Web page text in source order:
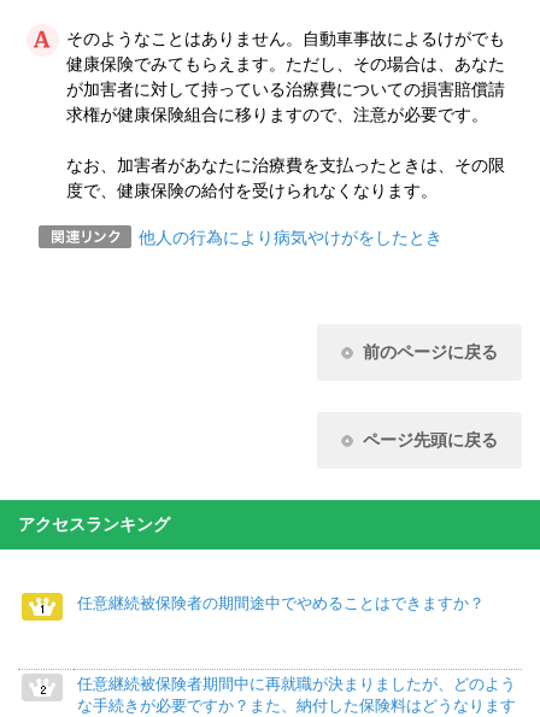
そのようなことはありません。自動車事故によるけがでも
健康保険でみてもらえます。ただし、その場合は、あなた
が加害者に対して持っている治療費についての損害賠償請
求権が健康保険組合に移りますので、注意が必要です。
なお、加害者があなたに治療費を支払ったときは、その限
度で、健康保険の給付を受けられなくなります。
他人の行為により病気やけがをしたとき
前のページに戻る
ページ先頭に戻る
アクセスランキング
任意継続被保険者の期間途中でやめることはできますか？
任意継続被保険者期間中に再就職が決まりましたが、どのよう
な手続きが必要ですか？また、納付した保険料はどうなります